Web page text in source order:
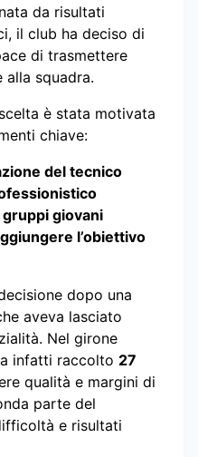
da risultati
il club ha deciso di
di trasmettere
alla squadra.
è stata motivata
chiave:
del tecnico
giovani
l’obiettivo
dopo una
aveva lasciato
Nel girone
infatti raccolto 27
qualità e margini di
parte del
e risultati